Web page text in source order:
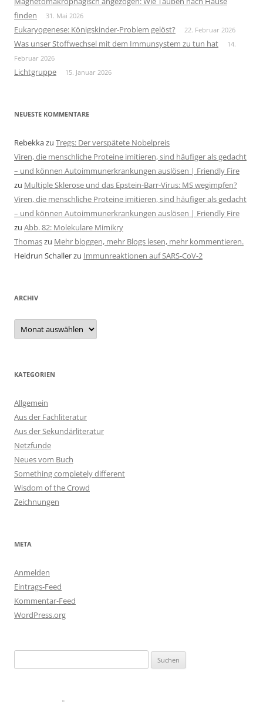
finden
31. Mai 2026
Eukaryogenese: Königskinder-Problem gelöst? 22. Februar 2026
Was unser Stoffwechsel mit dem Immunsystem zu tun hat
14.
Februar 2026
Lichtgruppe 15. Januar 2026
NEUESTE KOMMENTARE
Rebekkazu Tregs: Der verspätete Nobelpreis
Viren, die menschliche Proteine imitieren, sind häufiger als gedacht
– und können Autoimmunerkrankungen auslösen | Friendly Fire
zu Multiple Sklerose und das Epstein-Barr-Virus: MS wegimpfen?
Viren, die menschliche Proteine imitieren, sind häufiger als gedacht
– und können Autoimmunerkrankungen auslösen | Friendly Fire
zu Abb. 82: Molekulare Mimikry
Thomaszu Mehr bloggen, mehr Blogs lesen, mehr kommentieren.
Heidrun Schallerzu Immunreaktionen auf SARS-CoV-2
ARCHIV
Archiv
KATEGORIEN
Allgemein
Aus der Fachliteratur
Aus der Sekundärliteratur
Netzfunde
Neues vom Buch
Something completely different
Wisdom of the Crowd
Zeichnungen
META
Anmelden
Eintrags-Feed
Kommentar-Feed
WordPress.org
nach: